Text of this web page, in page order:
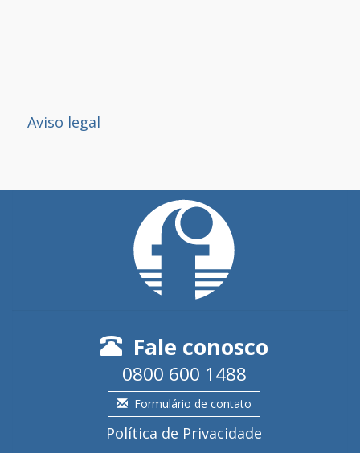
Aviso legal
Fale conosco
0800 600 1488
Formulário de contato
Política de Privacidade